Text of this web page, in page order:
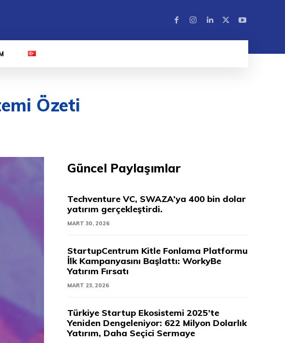
Özeti
Güncel Paylaşımlar
Techventure VC, SWAZA’ya 400 bin dolar
yatırım gerçekleştirdi.
MART 30, 2026
StartupCentrum Kitle Fonlama Platformu
İlk Kampanyasını Başlattı: WorkyBe
Yatırım Fırsatı
MART 23, 2026
Türkiye Startup Ekosistemi 2025’te
Yeniden Dengeleniyor: 622 Milyon Dolarlık
Yatırım, Daha Seçici Sermaye